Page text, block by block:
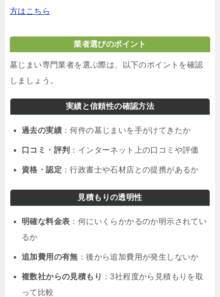
方はこちら
業者選びのポイント
墓じまい専門業者を選ぶ際は、以下のポイントを確認
しましょう。
実績と信頼性の確認方法
過去の実績 ：何件の墓じまいを手がけてきたか
口コミ・評判 ：インターネット上の口コミや評価
資格・認定 ：行政書士や石材店との提携があるか
見積もりの透明性
明確な料金表 ：何にいくらかかるのか明示されてい
るか
追加費用の有無 ：後から追加費用が発生しないか
複数社からの見積もり ：3社程度から見積もりを取
って比較